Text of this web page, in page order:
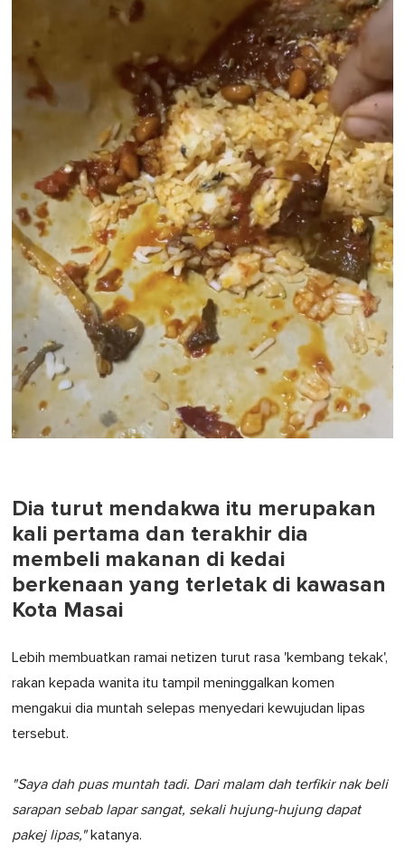
Dia turut mendakwa itu merupakan
kali pertama dan terakhir dia
membeli makanan di kedai
berkenaan yang terletak di kawasan
Kota Masai
Lebih membuatkan ramai netizen turut rasa 'kembang tekak',
rakan kepada wanita itu tampil meninggalkan komen
mengakui dia muntah selepas menyedari kewujudan lipas
tersebut.
"Saya dah puas muntah tadi. Dari malam dah terfikir nak beli
sarapan sebab lapar sangat, sekali hujung-hujung dapat
pakej lipas,"katanya.